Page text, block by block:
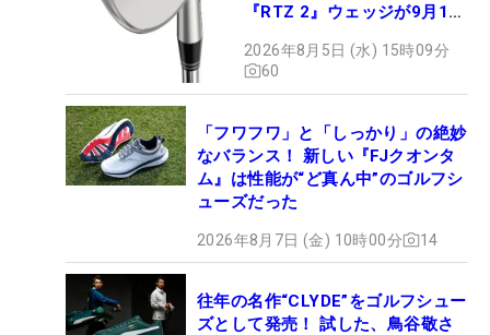
『RTZ 2』ウェッジが9月12
2026年8月5日 (水) 15時09分
60
「フワフワ」と「しっかり」の絶妙
なバランス！ 新しい『FJクオンタ
ム』は性能が“ど真ん中”のゴルフシ
ューズだった
2026年8月7日 (金) 10時00分 14
往年の名作“CLYDE”をゴルフシュー
ズとして発売！ 試した、鳥谷敬さ